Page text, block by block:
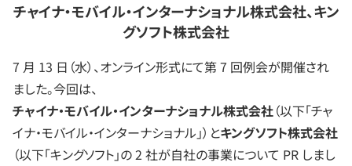
チャイナ・モバイル・インターナショナル株式会社、キン
グソフト株式会社
7 月 13 日（水）、オンライン形式にて第 7 回例会が開催され
ました。今回は、
チャイナ・モバイル・インターナショナル株式会社（以下「チャ
イナ・モバイル・インターナショナル」）とキングソフト株式会社
（以下「キングソフト」の 2 社が自社の事業について PR しまし